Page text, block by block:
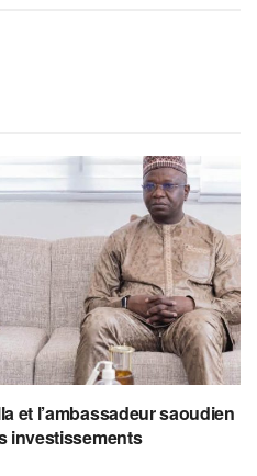
et l’ambassadeur saoudien
investissements